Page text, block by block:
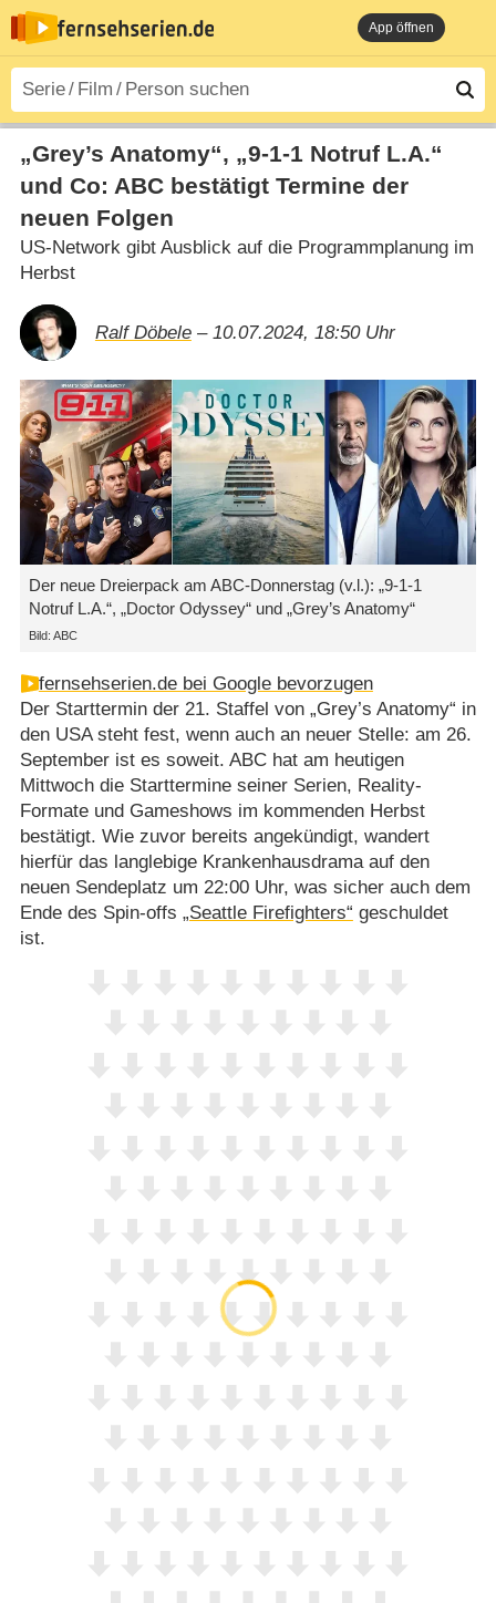
App öffnen
„Grey’s Anatomy“, „9-1-1 Notruf L.A.“
und Co: ABC bestätigt Termine der
neuen Folgen
US-Network gibt Ausblick auf die Programmplanung im
Herbst
Ralf Döbele– 10.07.2024, 18:50 Uhr
Der neue Dreierpack am ABC-Donnerstag (v.l.): „9-1-1
Notruf L.A.“, „Doctor Odyssey“ und „Grey’s Anatomy“
Bild: ABC
fernsehserien.de bei Google bevorzugen
Der Starttermin der 21. Staffel von „Grey’s Anatomy“ in
den USA steht fest, wenn auch an neuer Stelle: am 26.
September ist es soweit. ABC hat am heutigen
Mittwoch die Starttermine seiner Serien, Reality-
Formate und Gameshows im kommenden Herbst
bestätigt. Wie zuvor bereits angekündigt, wandert
hierfür das langlebige Krankenhausdrama auf den
neuen Sendeplatz um 22:00 Uhr, was sicher auch dem
Ende des Spin-offs „Seattle Firefighters“ geschuldet
ist.